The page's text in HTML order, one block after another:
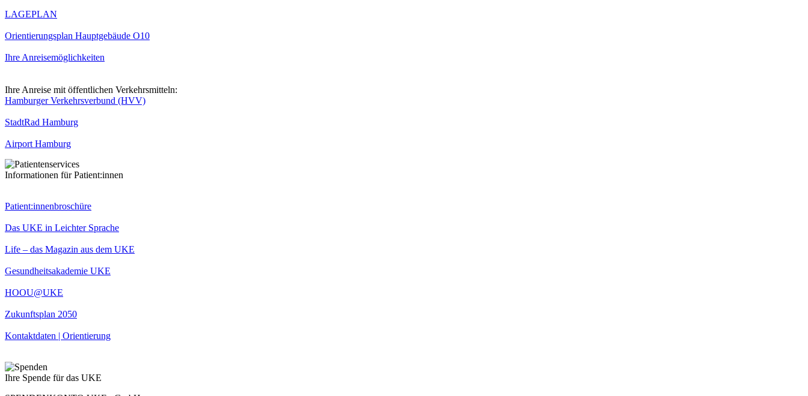
LAGEPLAN
Orientierungsplan Hauptgebäude O10
Ihre Anreisemöglichkeiten
Ihre Anreise mit öffentlichen Verkehrsmitteln:
Hamburger Verkehrsverbund (HVV)
StadtRad Hamburg
Airport Hamburg
Informationen für Patient:innen
Patient:innenbroschüre
Das UKE in Leichter Sprache
Life – das Magazin aus dem UKE
Gesundheitsakademie UKE
HOOU@UKE
Zukunftsplan 2050
Kontaktdaten | Orientierung
Ihre Spende für das UKE